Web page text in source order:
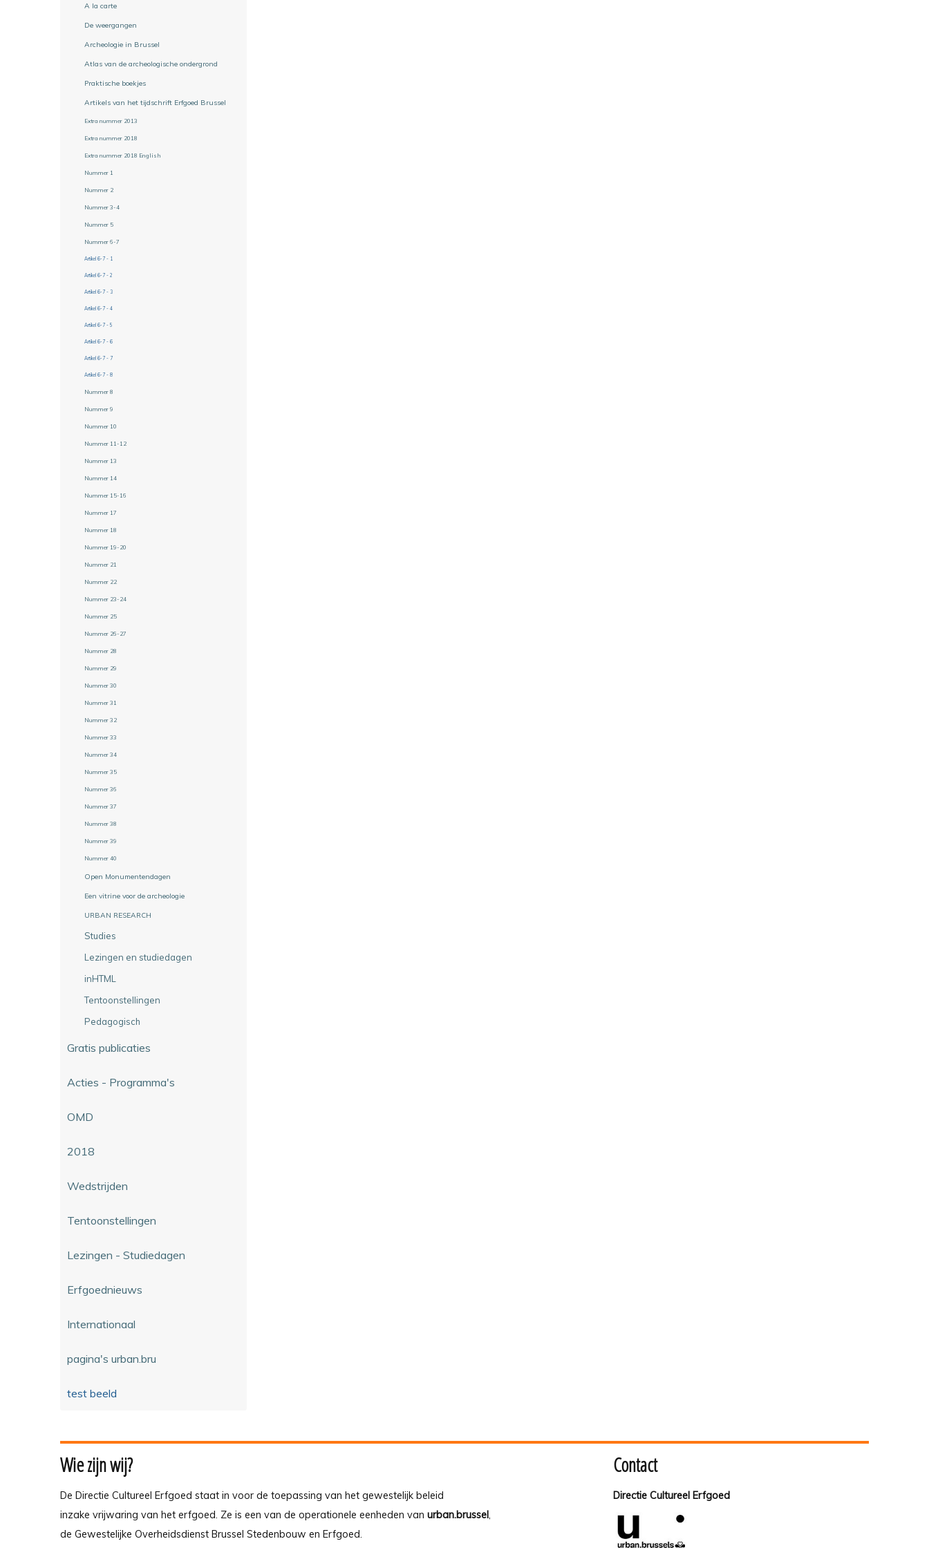
A la carte
De weergangen
Archeologie in Brussel
Atlas van de archeologische ondergrond
Praktische boekjes
Artikels van het tijdschrift Erfgoed Brussel
Extra nummer 2013
Extra nummer 2018
Extra nummer 2018 English
Nummer 1
Nummer 2
Nummer 3-4
Nummer 5
Nummer 6-7
Artikel 6-7 - 1
Artikel 6-7 - 2
Artikel 6-7 - 3
Artikel 6-7 - 4
Artikel 6-7 - 5
Artikel 6-7 - 6
Artikel 6-7 - 7
Artikel 6-7 - 8
Nummer 8
Nummer 9
Nummer 10
Nummer 11-12
Nummer 13
Nummer 14
Nummer 15-16
Nummer 17
Nummer 18
Nummer 19-20
Nummer 21
Nummer 22
Nummer 23-24
Nummer 25
Nummer 26-27
Nummer 28
Nummer 29
Nummer 30
Nummer 31
Nummer 32
Nummer 33
Nummer 34
Nummer 35
Nummer 36
Nummer 37
Nummer 38
Nummer 39
Nummer 40
Open Monumentendagen
Een vitrine voor de archeologie
URBAN RESEARCH
Studies
Lezingen en studiedagen
inHTML
Tentoonstellingen
Pedagogisch
Gratis publicaties
Acties - Programma's
OMD
2018
Wedstrijden
Tentoonstellingen
Lezingen - Studiedagen
Erfgoednieuws
Internationaal
pagina's urban.bru
test beeld
Wie zijn wij?
De Directie Cultureel Erfgoed staat in voor de toepassing van het gewestelijk beleid
inzake vrijwaring van het erfgoed. Ze is een van de operationele eenheden van urban.brussel,
de Gewestelijke Overheidsdienst Brussel Stedenbouw en Erfgoed.
Contact
Directie Cultureel Erfgoed